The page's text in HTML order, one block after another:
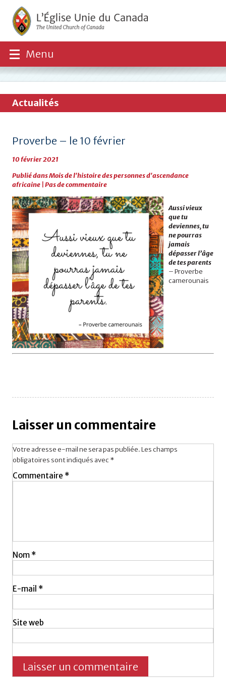
Menu
Actualités
Proverbe – le 10 février
10 février 2021
Publié dansMois de l'histoire des personnes d'ascendance
africaine Pas de commentaire
Aussi vieux
que tu
deviennes, tu
ne pourras
jamais
dépasser l’âge
de tes parents
– Proverbe
camerounais
Laisser un commentaire
Votre adresse e-mail ne sera pas publiée.Les champs
obligatoires sont indiqués avec *
Commentaire *
Nom *
E-mail *
Site web